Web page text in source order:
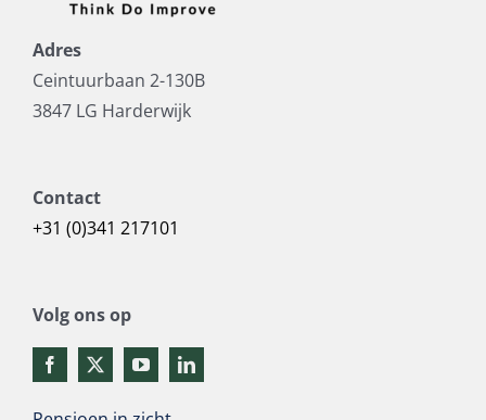
Adres
Ceintuurbaan 2-130B
3847 LG Harderwijk
Contact
+31 (0)341 217101
Volg ons op